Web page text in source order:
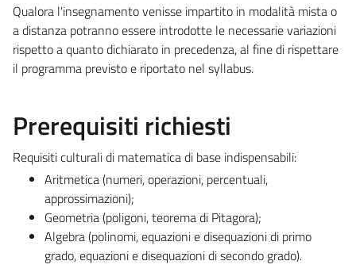
Qualora l'insegnamento venisse impartito in modalità mista o
a distanza potranno essere introdotte le necessarie variazioni
rispetto a quanto dichiarato in precedenza, al fine di rispettare
il programma previsto e riportato nel syllabus.
Prerequisiti richiesti
Requisiti culturali di matematica di base indispensabili:
Aritmetica (numeri, operazioni, percentuali,
approssimazioni);
Geometria (poligoni, teorema di Pitagora);
Algebra (polinomi, equazioni e disequazioni di primo
grado, equazioni e disequazioni di secondo grado).